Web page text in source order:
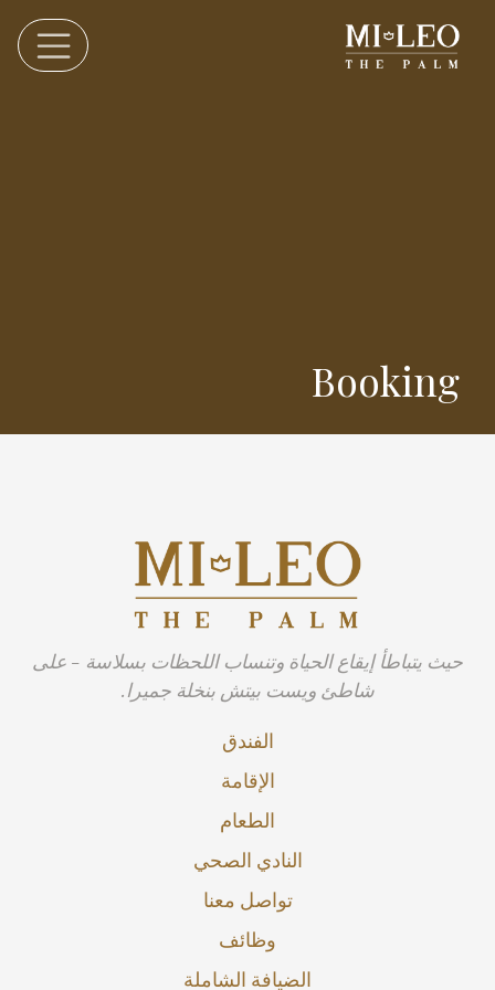
Booking
حيث يتباطأ إيقاع الحياة وتنساب اللحظات بسلاسة - على
شاطئ ويست بيتش بنخلة جميرا.
الفندق
الإقامة
الطعام
النادي الصحي
تواصل معنا
وظائف
الضيافة الشاملة